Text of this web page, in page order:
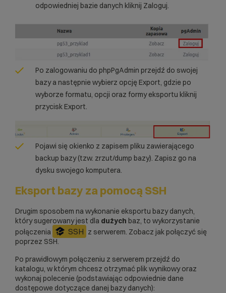
odpowiedniej bazie danych kliknij Zaloguj.
Po zalogowaniu do phpPgAdmin przejdź do swojej
bazy a następnie wybierz opcję Export, gdzie po
wyborze formatu, opcji oraz formy eksportu kliknij
przycisk Export.
Pojawi się okienko z zapisem pliku zawierającego
backup bazy (tzw. zrzut/dump bazy). Zapisz go na
dysku swojego komputera.
Eksport bazy za pomocą SSH
Drugim sposobem na wykonanie eksportu bazy danych,
który sugerowany jest dla dużych baz, to wykorzystanie
połączenia
SSH z serwerem. Zobacz jak połączyć się
poprzez SSH.
Po prawidłowym połączeniu z serwerem przejdź do
katalogu, w którym chcesz otrzymać plik wynikowy oraz
wykonaj polecenie (podstawiając odpowiednie dane
dostępowe dotyczące danej bazy danych):